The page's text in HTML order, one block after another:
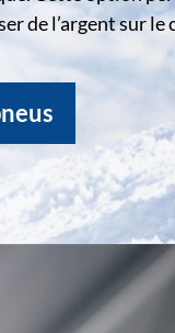
de l’argent sur